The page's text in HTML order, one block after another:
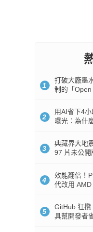
1
打破大廠墨
制的「
2
用AI省下4
曝光：為什
3
典藏界大地
97 片未公開
4
效能翻倍！
代改用
5
GitHub 狂
具幫開發者